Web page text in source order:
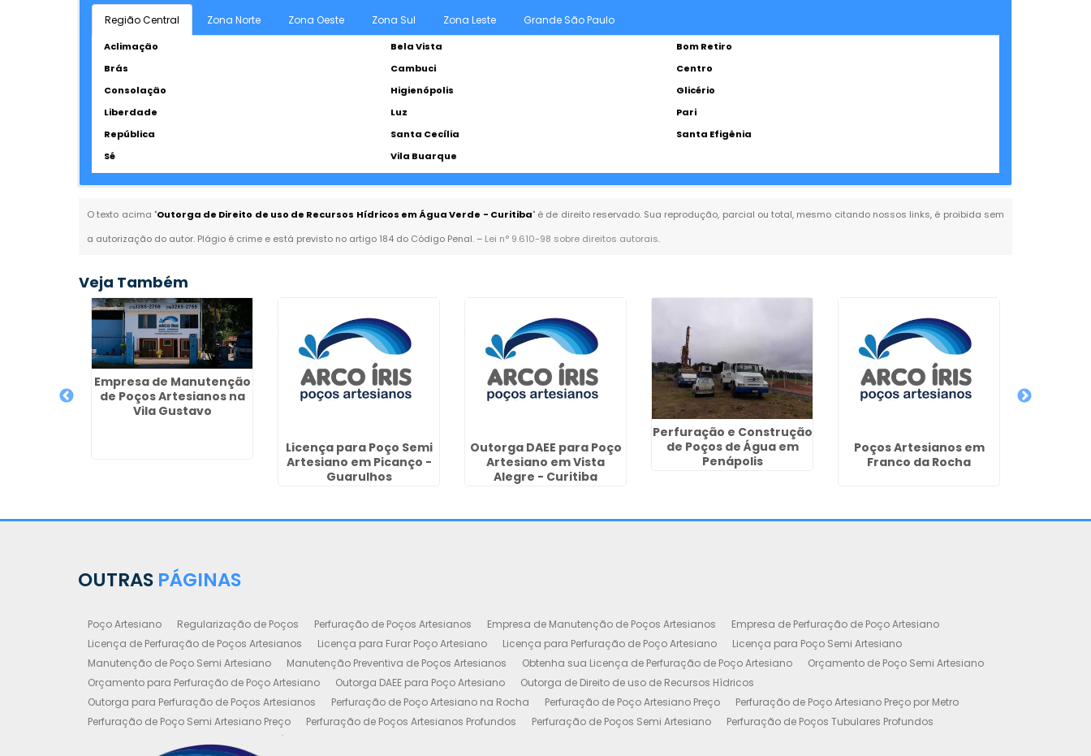
Região Central Zona Norte Zona Oeste Zona Sul Zona Leste Grande São Paulo
Aclimação Bela Vista
Bom Retiro
Brás
Cambuci
Centro
Consolação
Higienópolis
Glicério
Liberdade
Luz
Pari
República
Santa Cecília
Santa Efigênia
Sé
Vila Buarque
O texto acima "Outorga de Direito de uso de Recursos Hídricos em Água Verde - Curitiba" é de direito reservado. Sua reprodução, parcial ou total, mesmo citando nossos links, é proibida sem
a autorização do autor. Plágio é crime e está previsto no artigo 184 do Código Penal. – Lei n° 9.610-98 sobre direitos autorais.
Veja Também
Empresa de Manutenção
de Poços Artesianos na
Vila Gustavo
Licença para Poço Semi
Artesiano em Picanço -
Guarulhos
Outorga DAEE para Poço
Artesiano em Vista
Alegre - Curitiba
Perfuração e Construção
de Poços de Água em
Penápolis
Poços Artesianos em
Franco da Rocha
OUTRAS PÁGINAS
Poço Artesiano Regularização de Poços Perfuração de Poços Artesianos Empresa de Manutenção de Poços Artesianos
Empresa de Perfuração de Poço Artesiano
Licença de Perfuração de Poços Artesianos
Licença para Furar Poço Artesiano Licença para Perfuração de Poço Artesiano
Licença para Poço Semi Artesiano
Manutenção de Poço Semi Artesiano
Manutenção Preventiva de Poços Artesianos Obtenha sua Licença de Perfuração de Poço Artesiano
Orçamento de Poço Semi Artesiano
Orçamento para Perfuração de Poço Artesiano
Outorga DAEE para Poço Artesiano
Outorga de Direito de uso de Recursos Hídricos
Outorga para Perfuração de Poços Artesianos
Perfuração de Poço Artesiano na Rocha Perfuração de Poço Artesiano Preço
Perfuração de Poço Artesiano Preço por Metro
Perfuração de Poço Semi Artesiano Preço
Perfuração de Poços Artesianos Profundos Perfuração de Poços Semi Artesiano
Perfuração de Poços Tubulares Profundos
Perfuração e Construção de Poços de Água